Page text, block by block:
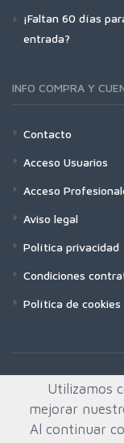
¡Faltan 60 días
entrada?
INFO COMPRA Y
Contacto
Acceso Usuarios
Acceso
Aviso legal
Política privacidad
Condiciones
Política de cookies
Utilizamos
mejorar
Al continuar